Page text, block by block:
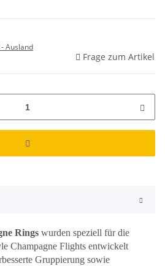
- Ausland
Frage zum Artikel
Rings wurden speziell für die
Champagne Flights entwickelt
Gruppierung sowie